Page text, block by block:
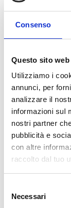
Consenso
Questo sito
Utilizziamo i
annunci, per
analizzare il
informazioni sul
nostri partner
pubblicità e
con altre
raccolto dal tuo
delNecessari
MULTA
La revisione
ByBolognaGomme |
Read More